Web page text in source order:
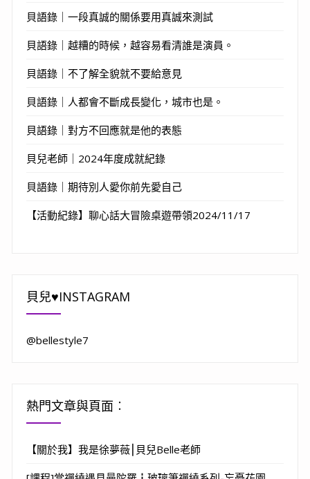
貝語錄｜一段真誠的關係要用真誠來測試
貝語錄｜越糟的時候，越容易看清誰是演員。
貝語錄｜不了解全貌就不要給意見
貝語錄｜人都會不斷成長變化，城市也是。
貝語錄｜對方不回應就是他的表態
貝兒老師｜2024年度成就紀錄
貝語錄｜期待別人愛你前先愛自己
【活動紀錄】聊心話大冒險桌遊帶領2024/11/17
貝兒♥INSTAGRAM
@bellestyle7
熱門文章與頁面︰
【關於我】我是徐夢薇⎮貝兒Belle老師